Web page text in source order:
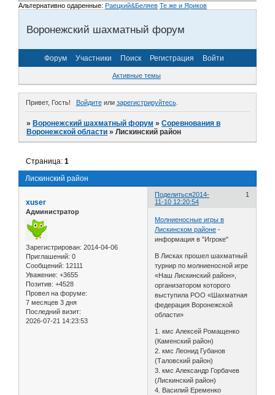
Альтернативно одаренные: Раецкий&Беляев Те же и Яриков
Воронежский шахматный форум
Форум Участники Поиск Регистрация Войти
Активные темы
Привет, Гость! Войдитеили зарегистрируйтесь.
»Воронежский шахматный форум »Соревнования в
Воронежской области »Лискинский район
Лискинский район
Страница:1
Поделиться 1
2014-
11-10 12:20:54
xuser
Администратор
Зарегистрирован: 2014-04-06
Приглашений: 0
Сообщений: 12111
Уважение: +3655
Позитив: +4528
Провел на форуме:
7 месяцев 3 дня
Последний визит:
2026-07-21 14:23:53
Молниеносные игры в
Лискинском районе -
информация в "Игроке"
В Лисках прошел шахматный
турнир по молниеносной игре
«Наш Лискинский район»,
организатором которого
выступила РОО «Шахматная
федерация Воронежской
области»
1. кмс Алексей Ромащенко
(Каменский район)
2. кмс Леонид Губанов
(Таловский район)
3. кмс Александр Горбачев
(Лискинский район)
4. Василий Еременко